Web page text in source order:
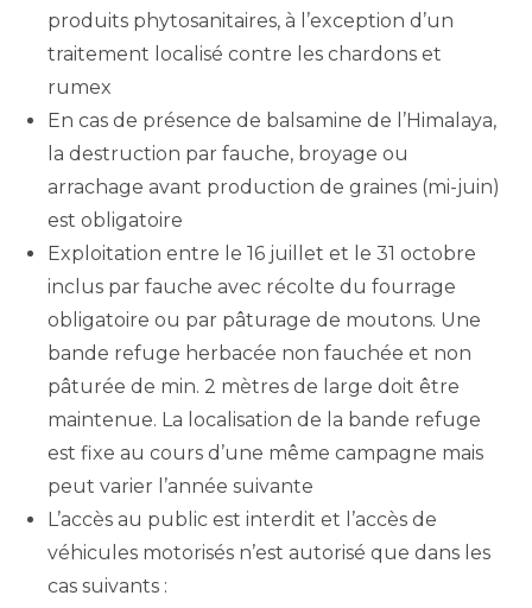
produits phytosanitaires, à l’exception d’un
traitement localisé contre les chardons et
rumex
En cas de présence de balsamine de l’Himalaya,
la destruction par fauche, broyage ou
arrachage avant production de graines (mi-juin)
est obligatoire
Exploitation entre le 16 juillet et le 31 octobre
inclus par fauche avec récolte du fourrage
obligatoire ou par pâturage de moutons. Une
bande refuge herbacée non fauchée et non
pâturée de min. 2 mètres de large doit être
maintenue. La localisation de la bande refuge
est fixe au cours d’une même campagne mais
peut varier l’année suivante
L’accès au public est interdit et l’accès de
véhicules motorisés n’est autorisé que dans les
cas suivants :